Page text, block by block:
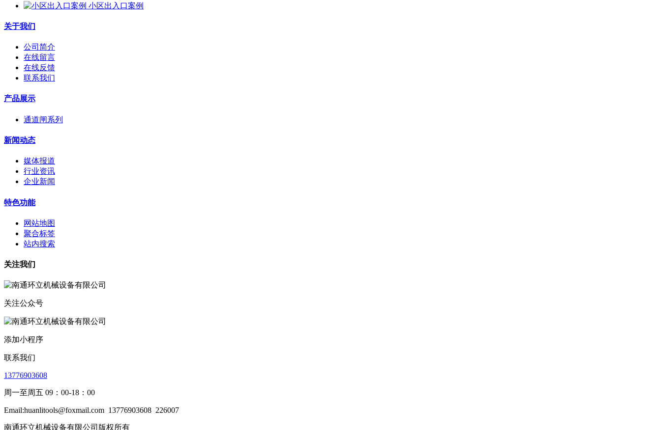
小区出入口案例
关于我们
公司简介
在线留言
在线反馈
联系我们
产品展示
通道闸系列
新闻动态
媒体报道
行业资讯
企业新闻
特色功能
网站地图
聚合标签
站内搜索
关注我们
关注公众号
添加小程序
联系我们
13776903608
周一至周五 09：00-18：00
Email:huanlitools@foxmail.com 13776903608 226007
南通环立机械设备有限公司版权所有